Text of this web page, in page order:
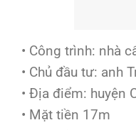
• Công trình: nhà
• Chủ đầu tư: anh
• Địa điểm: huyện
• Mặt tiền 17m